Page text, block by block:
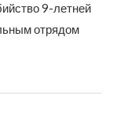
9-летней
отрядом